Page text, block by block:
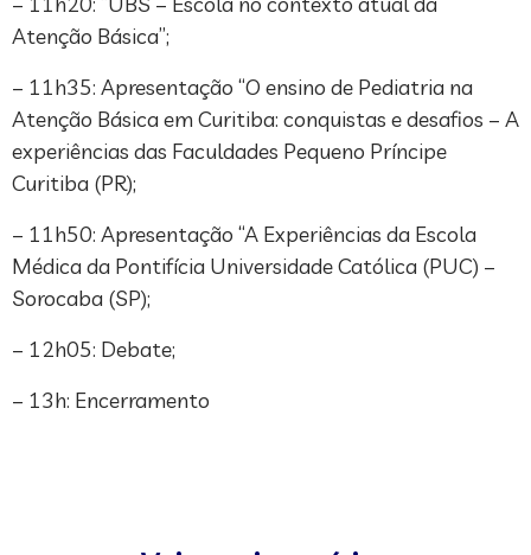
Atenção Básica”;
– 11h35: Apresentação “O ensino de Pediatria na
Atenção Básica em Curitiba: conquistas e desafios – A
experiências das Faculdades Pequeno Príncipe
Curitiba (PR);
– 11h50: Apresentação “A Experiências da Escola
Médica da Pontifícia Universidade Católica (PUC) –
Sorocaba (SP);
– 12h05: Debate;
– 13h: Encerramento